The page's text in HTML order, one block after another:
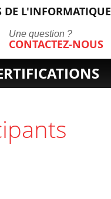
DE L'INFORMATIQUE
Une question ?
CONTACTEZ-NOUS